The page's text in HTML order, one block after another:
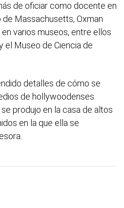
de oficiar como docente en
Massachusetts, Oxman
varios museos, entre ellos
el Museo de Ciencia de
detalles de cómo se
de hollywoodenses
produjo en la casa de altos
en la que ella se